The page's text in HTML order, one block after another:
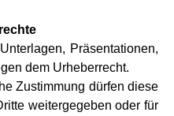
Prä­sen­ta­tio­nen,
dem Urhe­ber­recht.
Zustim­mung dür­fen diese
wei­ter­ge­ge­ben oder für